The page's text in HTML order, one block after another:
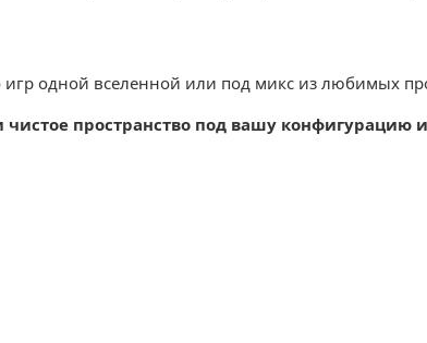
одной вселенной или под микс из любимых
пространство под вашу конфигурацию